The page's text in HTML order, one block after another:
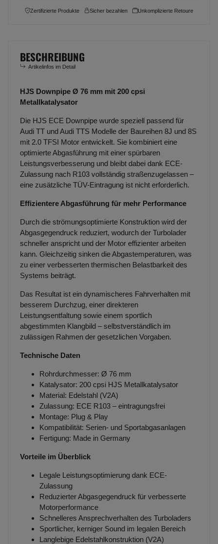
Zertifizierte Produkte Sicher bezahlen Unkomplizierte Retoure
BESCHREIBUNG
Artikelinfos im Detail
HJS Downpipe Ø 76 mm mit 200 cpsi
Metallkatalysator
Die HJS ECE Downpipe wurde speziell passend für
Audi TT und Audi TTS Modelle der Baureihen 8J und 8S
mit 2.0 TFSI Motor entwickelt. Sie kombiniert eine
optimierte Abgasführung mit einer spürbaren
Leistungsverbesserung und bleibt dabei dank ECE-
Zulassung nach R103 vollständig straßenzugelassen –
eine zusätzliche TÜV-Eintragung ist nicht erforderlich.
Effizientere Abgasführung für mehr Performance
Durch die strömungsoptimierte Konstruktion wird der
Abgasgegendruck reduziert, wodurch der Turbolader
schneller anspricht und der Motor effizienter arbeiten
kann. Gleichzeitig sinken die Abgastemperaturen, was
zu einer verbesserten thermischen Belastbarkeit des
Systems beiträgt.
Das Resultat ist ein dynamischeres Fahrverhalten mit
besserem Durchzug, einer direkteren
Leistungsentfaltung sowie einem sportlich
abgestimmten Klangbild – selbstverständlich im
zulässigen Rahmen der gesetzlichen Vorgaben.
Technische Daten
Rohrdurchmesser: Ø 76 mm
Katalysator: 200 cpsi HJS Metallkatalysator
Material: Edelstahl (V2A)
Zulassung: ECE R103 – eintragungsfrei
Montage: Plug & Play
Kompatibilität: Serien- und Sportabgasanlagen
Fertigung: Made in Germany
Vorteile im Überblick
Legale Leistungsoptimierung dank ECE-
Zulassung
Reduzierter Abgasgegendruck für verbesserte
Motorperformance
Schnelleres Ansprechverhalten des Turboladers
Sportlicher, kerniger Sound im legalen Bereich
Langlebige Edelstahlkonstruktion (V2A)